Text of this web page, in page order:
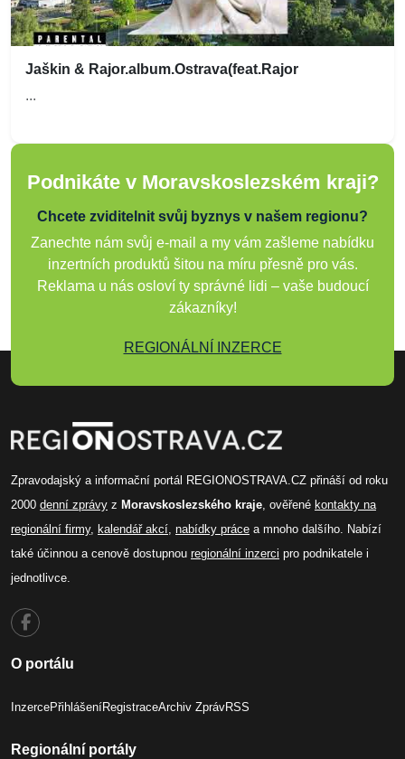
Jaškin & Rajor.album.Ostrava(feat.Rajor
...
Podnikáte v Moravskoslezském kraji?
Chcete zviditelnit svůj byznys v našem regionu?
Zanechte nám svůj e-mail a my vám zašleme nabídku
inzertních produktů šitou na míru přesně pro vás.
Reklama u nás osloví ty správné lidi – vaše budoucí
zákazníky!
REGIONÁLNÍ INZERCE
Zpravodajský a informační portál REGIONOSTRAVA.CZ přináší od roku
2000 denní zprávy z Moravskoslezského kraje, ověřené kontakty na
regionální firmy, kalendář akcí, nabídky práce a mnoho dalšího. Nabízí
také účinnou a cenově dostupnou regionální inzerci pro podnikatele i
jednotlivce.
O portálu
InzercePřihlášeníRegistraceArchiv ZprávRSS
Regionální portály